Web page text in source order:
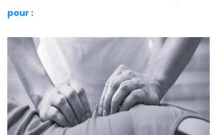
pour :